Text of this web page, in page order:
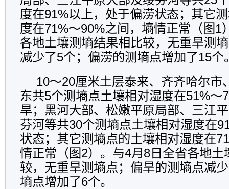
度在91%以上，处于偏涝状态；其它
度在71%～90%之间，墒情正常（图1
各地土壤测墒结果相比较，无重旱测
减少了5个；偏涝的测墒点增加了15个
10～20厘米土层泰来、齐齐哈尔市
东共5个测墒点土壤相对湿度在51%～
旱；黑河大部、松嫩平原局部、三江
芬河等共30个测墒点土壤相对湿度在
状态；其它测墒点的土壤相对湿度在
情正常（图2）。与4月8日全省各地土
较，无重旱测墒点；偏旱的测墒点减
墒点增加了6个。